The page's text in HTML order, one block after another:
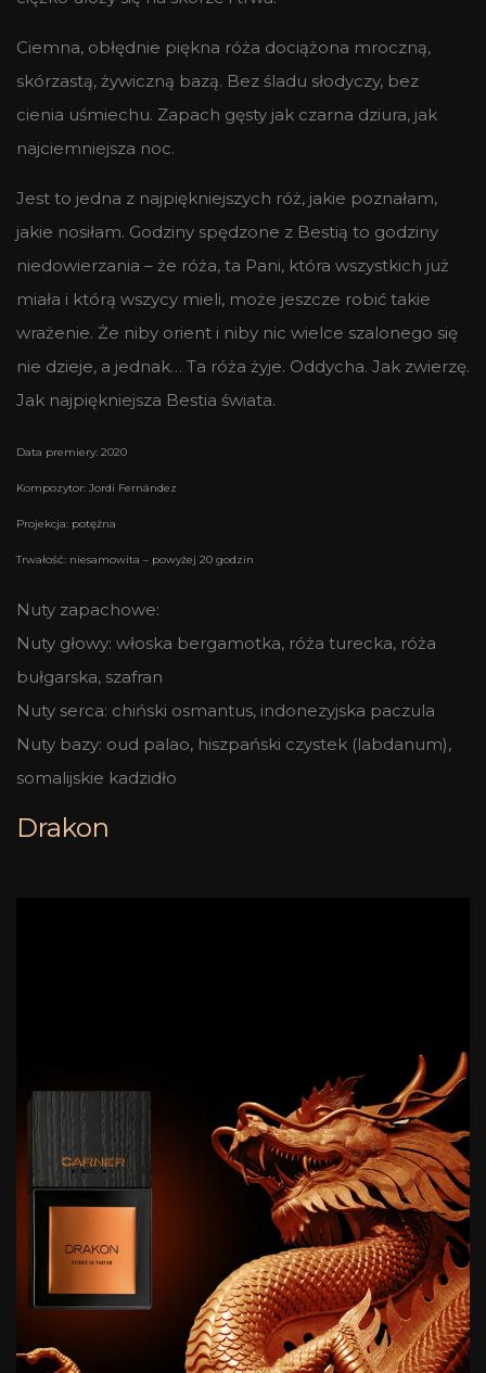
Ciemna, obłędnie piękna róża dociążona mroczną,
skórzastą, żywiczną bazą. Bez śladu słodyczy, bez
cienia uśmiechu. Zapach gęsty jak czarna dziura, jak
najciemniejsza noc.
Jest to jedna z najpiękniejszych róż, jakie poznałam,
jakie nosiłam. Godziny spędzone z Bestią to godziny
niedowierzania – że róża, ta Pani, która wszystkich już
miała i którą wszycy mieli, może jeszcze robić takie
wrażenie. Że niby orient i niby nic wielce szalonego się
nie dzieje, a jednak… Ta róża żyje. Oddycha. Jak zwierzę.
Jak najpiękniejsza Bestia świata.
Data premiery: 2020
Kompozytor: Jordi Fernández
Projekcja: potężna
Trwałość: niesamowita – powyżej 20 godzin
Nuty zapachowe:
Nuty głowy: włoska bergamotka, róża turecka, róża
bułgarska, szafran
Nuty serca: chiński osmantus, indonezyjska paczula
Nuty bazy: oud palao, hiszpański czystek (labdanum),
somalijskie kadzidło
Drakon